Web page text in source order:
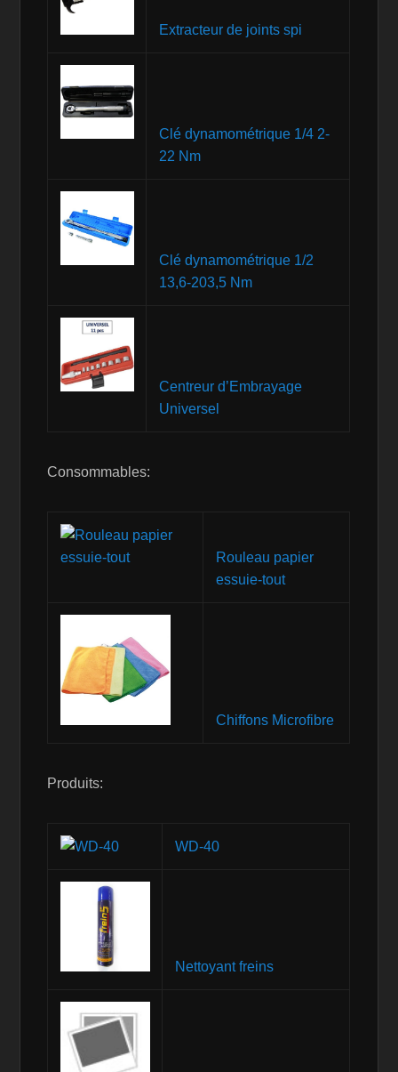
Extracteur de joints spi
Clé dynamométrique 1/4 2-
22 Nm
Clé dynamométrique 1/2
13,6-203,5 Nm
Centreur d’Embrayage
Universel
Consommables:
Rouleau papier
essuie-tout
Chiffons Microfibre
Produits:
WD-40
Nettoyant freins